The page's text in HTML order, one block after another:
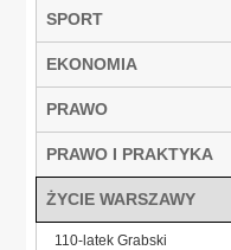
SPORT
EKONOMIA
PRAWO
PRAWO I PRAKTYKA
ŻYCIE WARSZAWY
110-latek Grabski